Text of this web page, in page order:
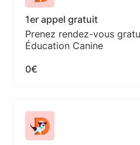
1er appel gratuit
Prenez rendez-vous
Éducation Canine
0€